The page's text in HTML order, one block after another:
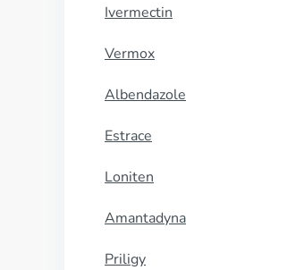
Ivermectin
Vermox
Albendazole
Estrace
Loniten
Amantadyna
Priligy